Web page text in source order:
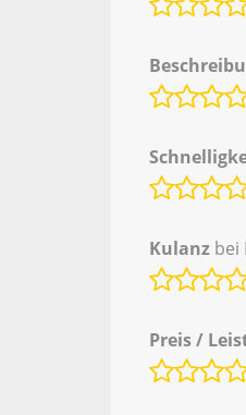
Kulanz bei
Preis /